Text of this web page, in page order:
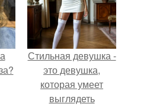
Стильная девушка -
это девушка,
которая умеет
выглядеть